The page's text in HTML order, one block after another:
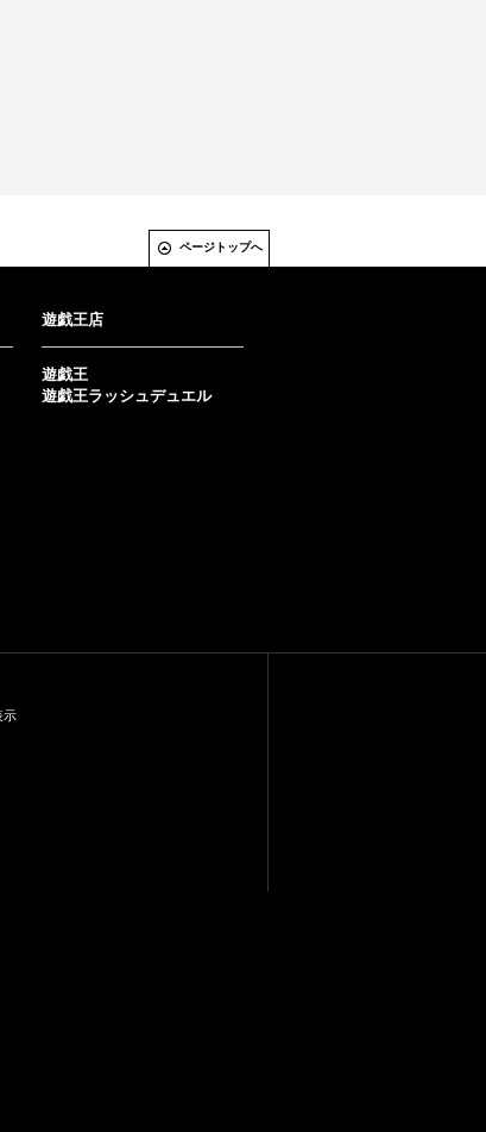
ページトップへ
遊戯王店
遊戯王
遊戯王ラッシュデュエル
示